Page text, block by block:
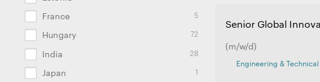
France 5
Hungary 72
India 28
Japan 1
Senior Global
(m/w/d)
Engineering & Technical